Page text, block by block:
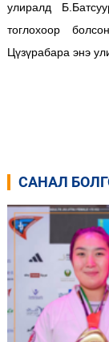
улиралд
тоглохоор
Цүзүрабара энэ
САНАЛ